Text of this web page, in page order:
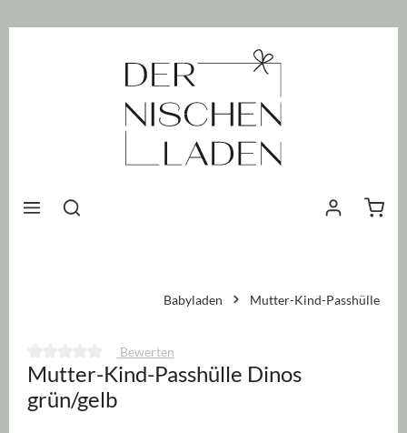
Babyladen Mutter-Kind-Passhülle
Durchschnittliche Bewertung von 0 von 5 Sternen
Bewerten
Mutter-Kind-Passhülle Dinos
grün/gelb